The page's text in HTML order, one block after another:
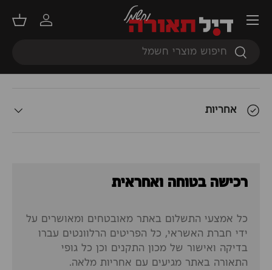
חיפוש
חיפוש
התחברות
סל
תפריט
תאור המוצר
אחריות
רכישה בטוחה ואחראית
כל אמצעי התשלום באתר מאובטחים ומאושרים על
ידי חברת האשראי, כל הפריטים הרלוונטים עברו
בדיקה ואישור של מכון התקנים וכן כל גופי
התאורה באתר מגיעים עם אחריות מלאה.